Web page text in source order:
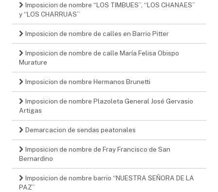
Imposicion de nombre “LOS TIMBUES”, “LOS CHANAES”
y “LOS CHARRUAS”
Imposicion de nombre de calles en Barrio Pitter
Imposicion de nombre de calle María Felisa Obispo
Murature
Imposicion de nombre Hermanos Brunetti
Imposicion de nombre Plazoleta General José Gervasio
Artigas
Demarcacion de sendas peatonales
Imposicion de nombre de Fray Francisco de San
Bernardino
Imposicion de nombre barrio “NUESTRA SEÑORA DE LA
PAZ”